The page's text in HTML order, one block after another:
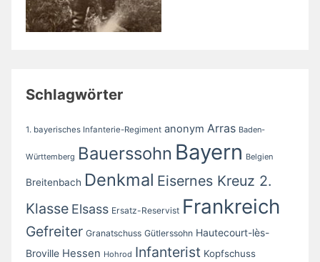
Schlagwörter
1. bayerisches Infanterie-Regiment anonym Arras Baden-
Württemberg Bauerssohn Bayern Belgien
Breitenbach Denkmal Eisernes Kreuz 2.
Klasse Elsass Ersatz-Reservist Frankreich
Gefreiter Granatschuss Gütlerssohn Hautecourt-lès-
Broville Hessen Hohrod Infanterist Kopfschuss